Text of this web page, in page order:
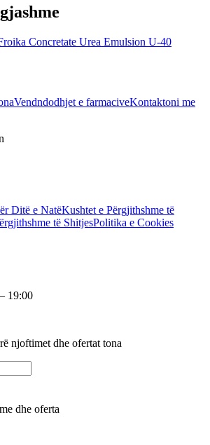
Concretate Urea Emulsion U-40
Vendndodhjet e farmaciveKontaktoni me
Ditë e NatëKushtet e Përgjithshme të
të ShitjesPolitika e Cookies
19:00
njoftimet dhe ofertat tona
dhe oferta